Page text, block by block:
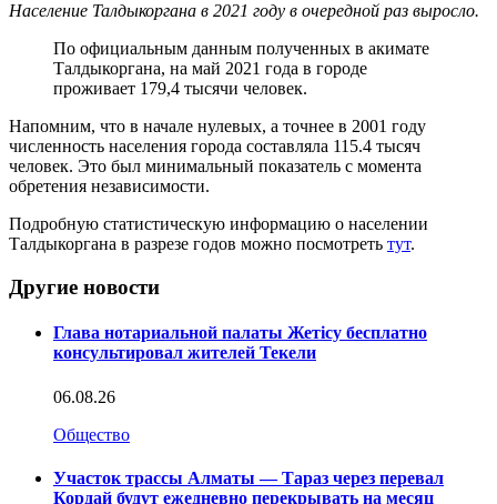
Население Талдыкоргана в 2021 году в очередной раз выросло.
По официальным данным полученных в акимате
Талдыкоргана, на май 2021 года в городе
проживает 179,4 тысячи человек.
Напомним, что в начале нулевых, а точнее в 2001 году
численность населения города составляла 115.4 тысяч
человек. Это был минимальный показатель с момента
обретения независимости.
Подробную статистическую информацию о населении
Талдыкоргана в разрезе годов можно посмотреть тут.
Другие новости
Глава нотариальной палаты Жетісу бесплатно
консультировал жителей Текели
06.08.26
Общество
Участок трассы Алматы — Тараз через перевал
Кордай будут ежедневно перекрывать на месяц